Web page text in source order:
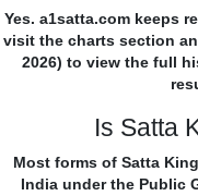
Yes. a1satta.com keeps
visit the charts section
2026) to view the full
Is Satta
Most forms of Satta
India under the Public